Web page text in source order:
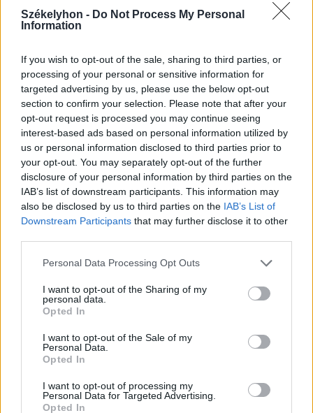
Székelyhon - Do Not Process My Personal
Information
If you wish to opt-out of the sale, sharing to third parties, or
processing of your personal or sensitive information for
targeted advertising by us, please use the below opt-out
section to confirm your selection. Please note that after your
opt-out request is processed you may continue seeing
interest-based ads based on personal information utilized by
us or personal information disclosed to third parties prior to
your opt-out. You may separately opt-out of the further
disclosure of your personal information by third parties on the
IAB’s list of downstream participants. This information may
also be disclosed by us to third parties on the IAB’s List of
Downstream Participants that may further disclose it to other
Personal Data Processing Opt Outs
I want to opt-out of the Sharing of my
personal data.
Opted In
I want to opt-out of the Sale of my
Personal Data.
Opted In
I want to opt-out of processing my
Personal Data for Targeted Advertising.
Opted In
Hasznos
Impresszum
Szerzői jogok
Adatvédelmi tájékoztató
Cookie-kezelési tájékoztató
Hozzászólási szabályzat
Nyomtatott lapjaink archívuma
Székely Hírmondó archívuma
Sütibeállítások
Médiatér